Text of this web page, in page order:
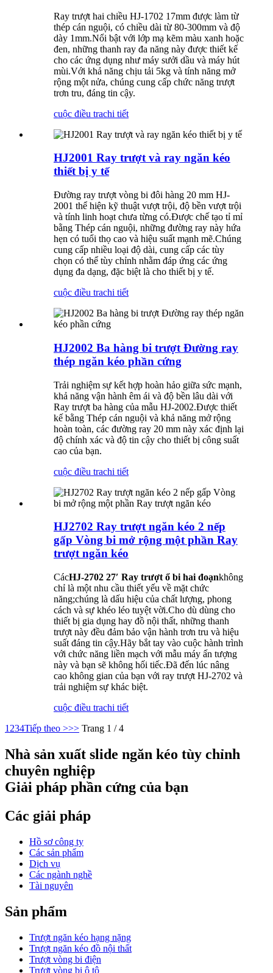
Ray trượt hai chiều HJ-1702 17mm được làm từ
thép cán nguội, có chiều dài từ 80-300mm và độ
dày 1mm.Nổi bật với lớp mạ kẽm màu xanh hoặc
đen, những thanh ray đa năng này được thiết kế
cho các ứng dụng như máy sưởi dầu và máy hút
mùi.Với khả năng chịu tải 5kg và tính năng mở
rộng một nửa, chúng cung cấp chức năng trượt
trơn tru, đáng tin cậy.
cuộc điều trachi tiết
HJ2001 Ray trượt và ray ngăn kéo
thiết bị y tế
Đường ray trượt vòng bi đôi hàng 20 mm HJ-
2001 thể hiện kỹ thuật vượt trội, độ bền vượt trội
và tính linh hoạt chưa từng có.Được chế tạo tỉ mỉ
bằng Thép cán nguội, những đường ray này hứa
hẹn có tuổi thọ cao và hiệu suất mạnh mẽ.Chúng
cung cấp nhiều loại độ dài, cung cấp các tùy
chọn có thể tùy chỉnh nhằm đáp ứng các ứng
dụng đa dạng, đặc biệt là cho thiết bị y tế.
cuộc điều trachi tiết
HJ2002 Ba hàng bi trượt Đường ray
thép ngăn kéo phần cứng
Trải nghiệm sự kết hợp hoàn hảo giữa sức mạnh,
khả năng vận hành êm ái và độ bền lâu dài với
Ray trượt ba hàng của mẫu HJ-2002.Được thiết
kế bằng Thép cán nguội và khả năng mở rộng
hoàn toàn, các đường ray 20 mm này xác định lại
độ chính xác và độ tin cậy cho thiết bị công suất
cao của bạn.
cuộc điều trachi tiết
HJ2702 Ray trượt ngăn kéo 2 nếp
gấp Vòng bi mở rộng một phần Ray
trượt ngăn kéo
CácHJ-2702 27′ Ray trượt ổ bi hai đoạnkhông
chỉ là một nhu cầu thiết yếu về mặt chức
năng;chúng là dấu hiệu của chất lượng, phong
cách và sự khéo léo tuyệt vời.Cho dù dùng cho
thiết bị gia dụng hay đồ nội thất, những thanh
trượt này đều đảm bảo vận hành trơn tru và hiệu
suất đáng tin cậy.Hãy bắt tay vào cuộc hành trình
với chức năng liền mạch với mẫu máy ấn tượng
này và bạn sẽ không hối tiếc.Đã đến lúc nâng
cao không gian của bạn với ray trượt HJ-2702 và
trải nghiệm sự khác biệt.
cuộc điều trachi tiết
1 234Tiếp theo >>> Trang 1 / 4
Nhà sản xuất slide ngăn kéo tùy chỉnh
chuyên nghiệp
Giải pháp phần cứng của bạn
Các giải pháp
Hồ sơ công ty
Các sản phẩm
Dịch vụ
Các ngành nghề
Tài nguyên
Sản phẩm
Trượt ngăn kéo hạng nặng
Trượt ngăn kéo đồ nội thất
Trượt vòng bi điện
Trượt vòng bi ô tô